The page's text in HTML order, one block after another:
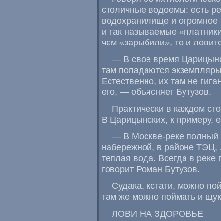
столичные водоемы: есть
водохранилище и огромное
и так называемые «
чем «зарыбили», то и
— В свое время
там попадаются экземпляры
Естественно, их там не
его, — объясняет Бутузов.
Практически в каждом
В Царицынских, к примеру,
— В Москве-реке полный
набережной, в районе ТЭЦ,
теплая вода. Всегда в реке
говорит Роман Бутузов.
Судака, кстати, можно
там же можно поймать и
ЛОВИ НА ЗДОРОВЬЕ